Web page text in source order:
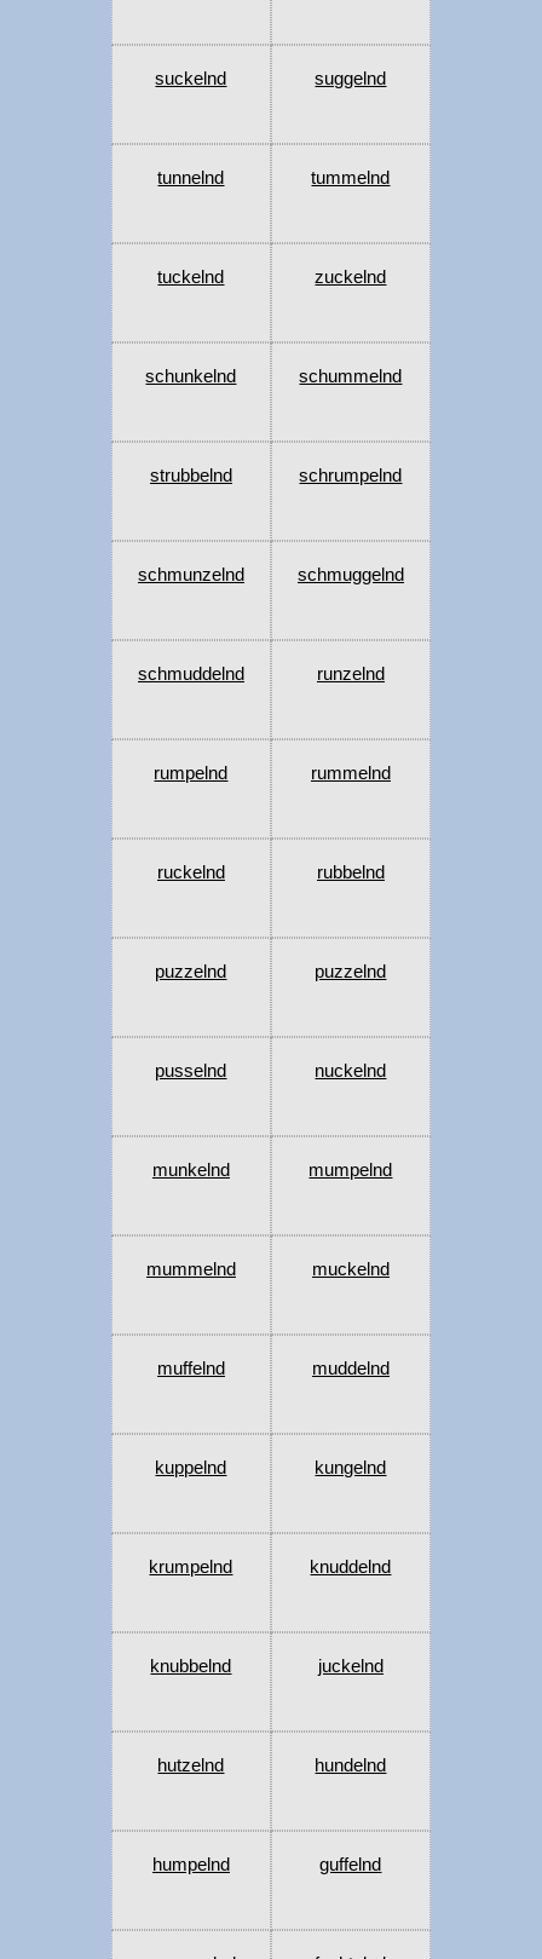
suckelnd suggelnd
tunnelnd tummelnd
tuckelnd zuckelnd
schunkelnd schummelnd
strubbelnd schrumpelnd
schmunzelnd schmuggelnd
schmuddelnd runzelnd
rumpelnd rummelnd
ruckelnd rubbelnd
puzzelnd puzzelnd
pusselnd nuckelnd
munkelnd mumpelnd
mummelnd muckelnd
muffelnd muddelnd
kuppelnd kungelnd
krumpelnd knuddelnd
knubbelnd juckelnd
hutzelnd hundelnd
humpelnd guffelnd